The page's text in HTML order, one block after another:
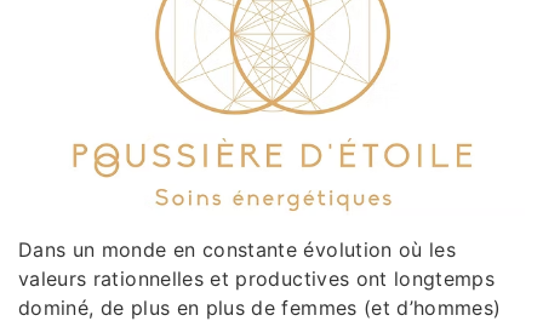
Dans un monde en constante évolution où les
valeurs rationnelles et productives ont longtemps
dominé, de plus en plus de femmes (et d’hommes)